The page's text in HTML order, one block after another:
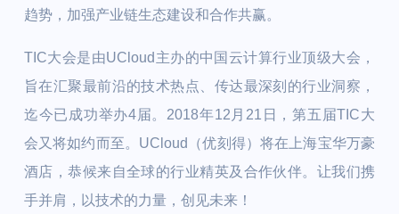
趋势，加强产业链生态建设和合作共赢。
TIC大会是由UCloud主办的中国云计算行业顶级大会，
旨在汇聚最前沿的技术热点、传达最深刻的行业洞察，
迄今已成功举办4届。2018年12月21日，第五届TIC大
会又将如约而至。UCloud（优刻得）将在上海宝华万豪
酒店，恭候来自全球的行业精英及合作伙伴。让我们携
手并肩，以技术的力量，创见未来！